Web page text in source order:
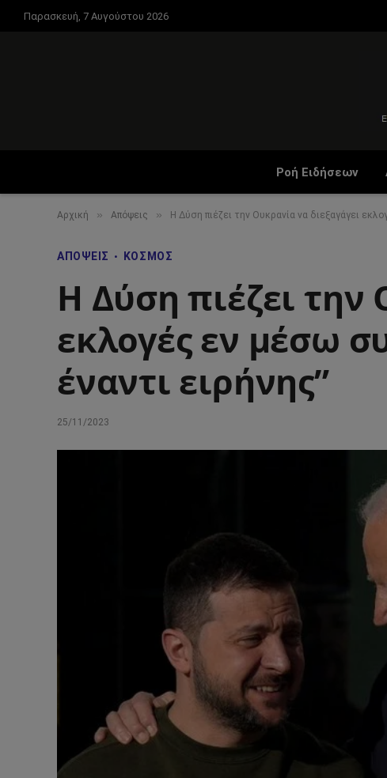
Παρασκευή, 7 Αυγούστου 2026
Ροή Ειδήσεων
Αρχική » Απόψεις » Η Δύση πιέζει την Ουκρανία να διεξαγάγει
ΑΠΌΨΕΙΣ ΚΌΣΜΟΣ
Η Δύση πιέζει την
εκλογές εν μέσω
έναντι ειρήνης”
25/11/2023